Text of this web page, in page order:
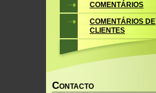
COMENTÁRIOS
COMENTÁRIOS DE
CLIENTES
CONTACTO